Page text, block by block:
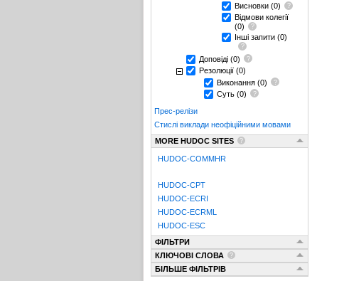
Висновки (0)
Відмови колегії
(0)
Інші запити (0)
Доповіді (0)
Резолюції (0)
Виконання (0)
Суть (0)
Прес-релізи
Стислі виклади неофіційними мовами
MORE HUDOC SITES
HUDOC-COMMHR
HUDOC-CPT
HUDOC-ECRI
HUDOC-ECRML
HUDOC-ESC
ФІЛЬТРИ
КЛЮЧОВІ СЛОВА
БІЛЬШЕ ФІЛЬТРІВ